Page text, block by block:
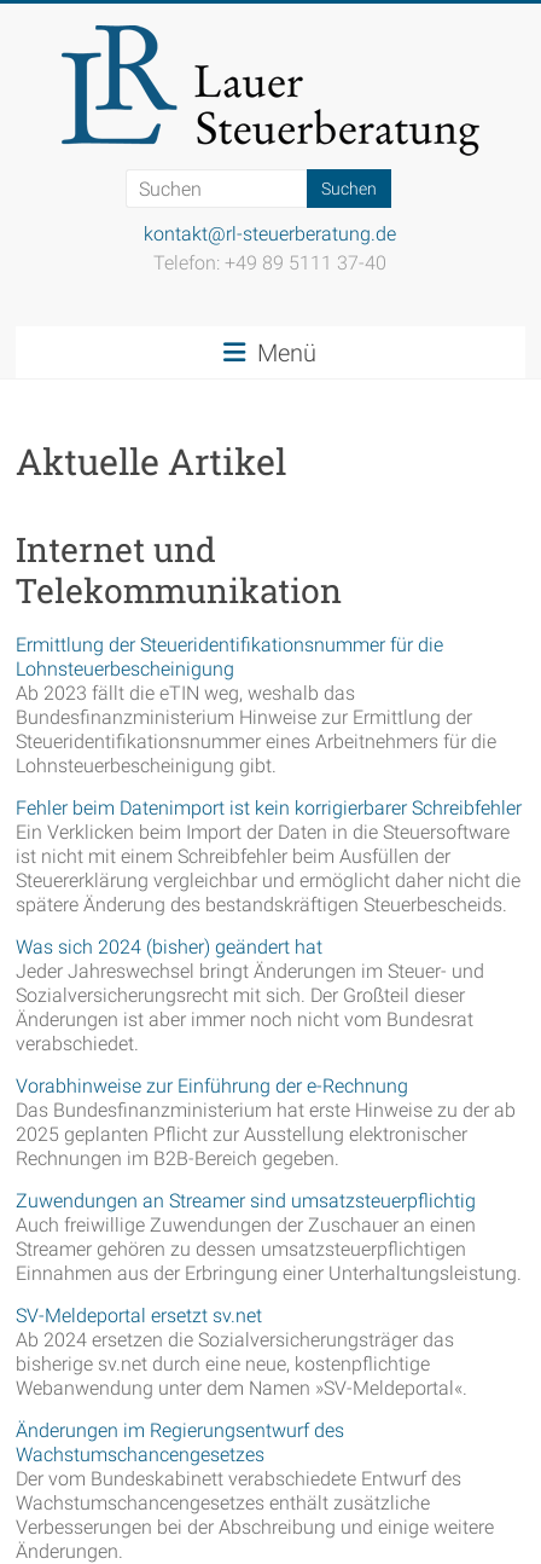
springen
Steuerkanzlei
kontakt@rl-steuerberatung.de
Telefon: +49 89 5111 37-40
Menü
Aktuelle Artikel
Internet und
Telekommunikation
Ermittlung der Steueridentifikationsnummer für die
Lohnsteuerbescheinigung
Ab 2023 fällt die eTIN weg, weshalb das
Bundesfinanzministerium Hinweise zur Ermittlung der
Steueridentifikationsnummer eines Arbeitnehmers für die
Lohnsteuerbescheinigung gibt.
Fehler beim Datenimport ist kein korrigierbarer Schreibfehler
Ein Verklicken beim Import der Daten in die Steuersoftware
ist nicht mit einem Schreibfehler beim Ausfüllen der
Steuererklärung vergleichbar und ermöglicht daher nicht die
spätere Änderung des bestandskräftigen Steuerbescheids.
Was sich 2024 (bisher) geändert hat
Jeder Jahreswechsel bringt Änderungen im Steuer- und
Sozialversicherungsrecht mit sich. Der Großteil dieser
Änderungen ist aber immer noch nicht vom Bundesrat
verabschiedet.
Vorabhinweise zur Einführung der e-Rechnung
Das Bundesfinanzministerium hat erste Hinweise zu der ab
2025 geplanten Pflicht zur Ausstellung elektronischer
Rechnungen im B2B-Bereich gegeben.
Zuwendungen an Streamer sind umsatzsteuerpflichtig
Auch freiwillige Zuwendungen der Zuschauer an einen
Streamer gehören zu dessen umsatzsteuerpflichtigen
Einnahmen aus der Erbringung einer Unterhaltungsleistung.
SV-Meldeportal ersetzt sv.net
Ab 2024 ersetzen die Sozialversicherungsträger das
bisherige sv.net durch eine neue, kostenpflichtige
Webanwendung unter dem Namen »SV-Meldeportal«.
Änderungen im Regierungsentwurf des
Wachstumschancengesetzes
Der vom Bundeskabinett verabschiedete Entwurf des
Wachstumschancengesetzes enthält zusätzliche
Verbesserungen bei der Abschreibung und einige weitere
Änderungen.